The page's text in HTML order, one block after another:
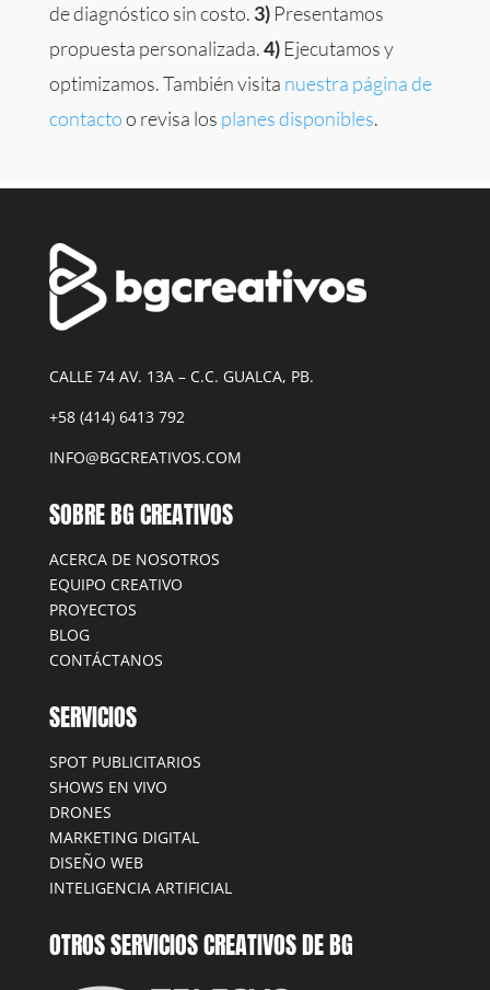
de diagnóstico sin costo. 3)Presentamos
propuesta personalizada.4)Ejecutamos y
optimizamos. También visita nuestra página de
contactoo revisa los planes disponibles.
CALLE 74 AV. 13A – C.C. GUALCA, PB.
+58 (414) 6413 792
INFO@BGCREATIVOS.COM
SOBRE BG CREATIVOS
ACERCA DE NOSOTROS
EQUIPO CREATIVO
PROYECTOS
BLOG
CONTÁCTANOS
SERVICIOS
SPOT PUBLICITARIOS
SHOWS EN VIVO
DRONES
MARKETING DIGITAL
DISEÑO WEB
INTELIGENCIA ARTIFICIAL
OTROS SERVICIOS CREATIVOS DE BG